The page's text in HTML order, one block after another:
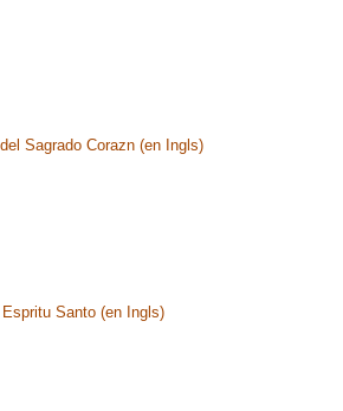
Sagrado Corazn (en Ingls)
Santo (en Ingls)